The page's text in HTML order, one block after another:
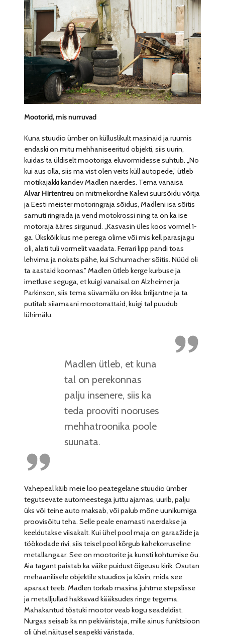
Mootorid, mis nurruvad
Kuna stuudio ümber on külluslikult masinaid ja ruumis
endaski on mitu mehhaniseeritud objekti, siis uurin,
kuidas ta üldiselt mootoriga eluvormidesse suhtub. „No
kui aus olla, siis ma vist olen veits küll autopede,” ütleb
motikajakki kandev Madlen naerdes. Tema vanaisa
Alvar Hirtentreuon mitmekordne Kalevi suursõidu võitja
ja Eesti meister motoringraja sõidus, Madleni isa sõitis
samuti ringrada ja vend motokrossi ning ta on ka ise
motoraja ääres sirgunud. „Kasvasin üles koos vormel 1-
ga. Ükskõik kus me perega olime või mis kell parasjagu
oli, alati tuli vormelit vaadata. Ferrari lipp pandi toas
lehvima ja nokats pähe, kui Schumacher sõitis. Nüüd oli
ta aastaid koomas.” Madlen ütleb kerge kurbuse ja
imetluse seguga, et kuigi vanaisal on Alzheimer ja
Parkinson, siis tema süvamälu on ikka briljantne ja ta
putitab siiamaani mootorrattaid, kuigi tal puudub
lühimälu.
Madlen ütleb, et kuna
tal on perekonnas
palju insenere, siis ka
teda prooviti nooruses
mehhatroonika poole
suunata.
Vahepeal käib meie loo peategelane stuudio ümber
tegutsevate automeestega juttu ajamas, uurib, palju
üks või teine auto maksab, või palub mõne uunikumiga
proovisõitu teha. Selle peale enamasti naerdakse ja
keeldutakse viisakalt. Kui ühel pool maja on garaažide ja
töökodade rivi, siis teisel pool kõrgub kahekorruseline
metallangaar. See on mootorite ja kunsti kohtumise õu.
Aia tagant paistab ka väike puidust õigeusu kirik. Osutan
mehaanilisele objektile stuudios ja küsin, mida see
aparaat teeb. Madlen torkab masina juhtme stepslisse
ja metalljullad hakkavad kääksudes ringe tegema.
Mahakantud tõstuki mootor veab kogu seadeldist.
Nurgas seisab ka nn pekiväristaja, mille ainus funktsioon
oli ühel näitusel seapekki väristada.